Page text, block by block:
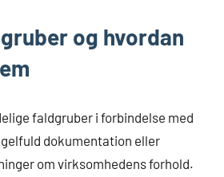
og hvordan
faldgruber i forbindelse med
dokumentation eller
om virksomhedens forhold.